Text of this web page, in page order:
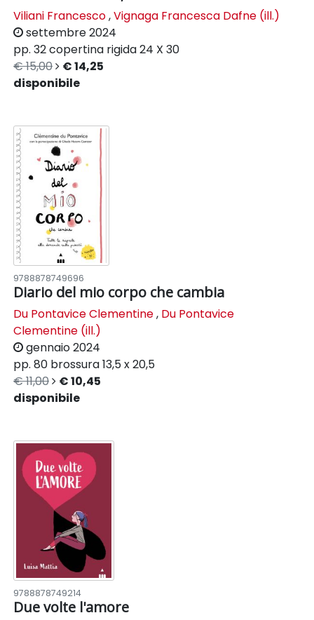
Viliani Francesco,Vignaga Francesca Dafne (ill.)
settembre 2024
pp. 32copertina rigida24 X 30
€ 15,00
€ 14,25
disponibile
9788878749696
Diario del mio corpo che cambia
Du Pontavice Clementine, Du Pontavice
Clementine (ill.)
gennaio 2024
pp. 80 brossura13,5 x 20,5
€ 11,00
€ 10,45
disponibile
9788878749214
Due volte l'amore